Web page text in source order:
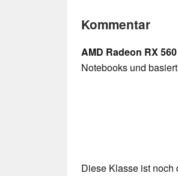
Kommentar
AMD Radeon RX
Notebooks und
Diese Klasse ist